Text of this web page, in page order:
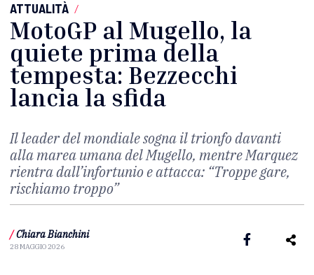
ATTUALITÀ /
MotoGP al Mugello, la
quiete prima della
tempesta: Bezzecchi
lancia la sfida
Il leader del mondiale sogna il trionfo davanti
alla marea umana del Mugello, mentre Marquez
rientra dall’infortunio e attacca: “Troppe gare,
rischiamo troppo”
/ Chiara Bianchini
28 MAGGIO 2026